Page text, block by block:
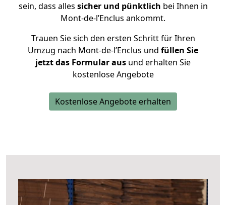
sein, dass alles sicher und pünktlich bei Ihnen in
Mont-de-l’Enclus ankommt.
Trauen Sie sich den ersten Schritt für Ihren
Umzug nach Mont-de-l’Enclus und füllen Sie
jetzt das Formular aus und erhalten Sie
kostenlose Angebote
Kostenlose Angebote erhalten